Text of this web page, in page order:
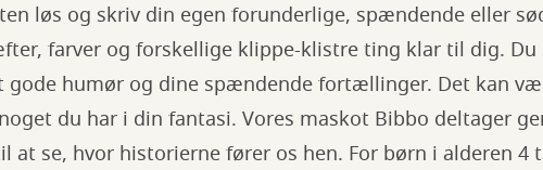
løs og skriv din egen forunderlige, spændende eller
farver og forskellige klippe-klistre ting klar til dig. Du
gode humør og dine spændende fortællinger. Det kan
du har i din fantasi. Vores maskot Bibbo deltager
at se, hvor historierne fører os hen. For børn i alderen 4